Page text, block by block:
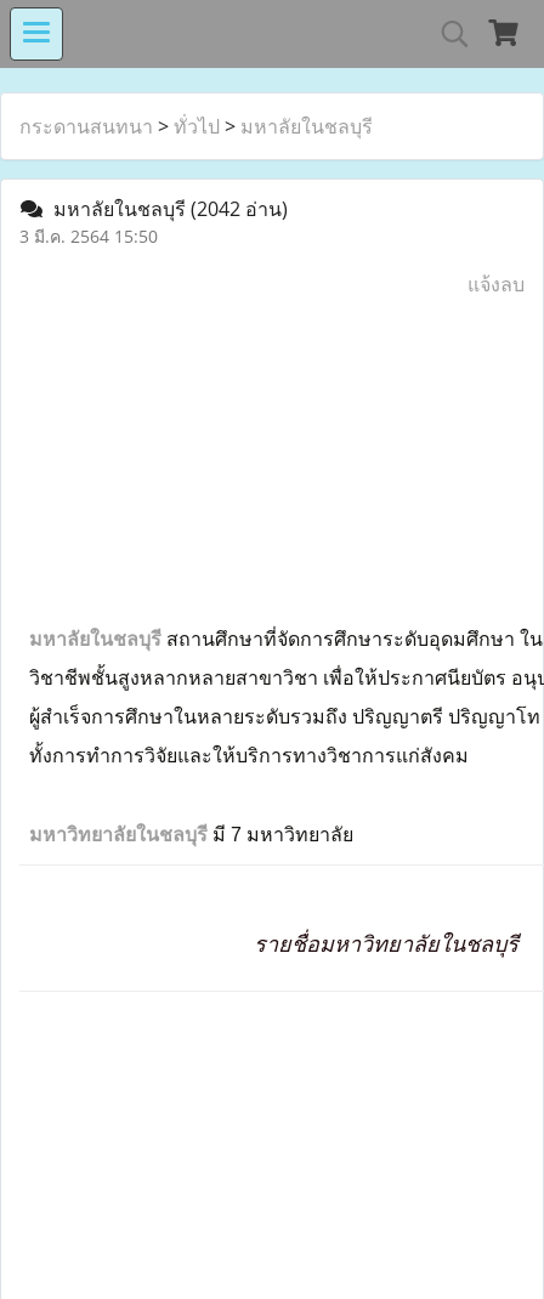
MIND MALL
เงินทุนหมุนเวียนโรงงานในอารักษ์
กระดานสนทนา >ทั่วไป > มหาลัยในชลบุรี
มหาลัยในชลบุรี (2042 อ่าน)
3 มี.ค. 2564 15:50
แจ้งลบ
มหาลัยในชลบุรี สถานศึกษาที่จัดการศึกษาระดับอุดมศึกษา ใ
วิชาชีพชั้นสูงหลากหลายสาขาวิชา เพื่อให้ประกาศนียบัตร
ผู้สำเร็จการศึกษาในหลายระดับรวมถึง ปริญญาตรี ปริญญาโ
ทั้งการทำการวิจัยและให้บริการทางวิชาการแก่สังคม
มหาวิทยาลัยในชลบุรี มี 7 มหาวิทยาลัย
รายชื่อมหาวิทยาลัยในชลบุรี